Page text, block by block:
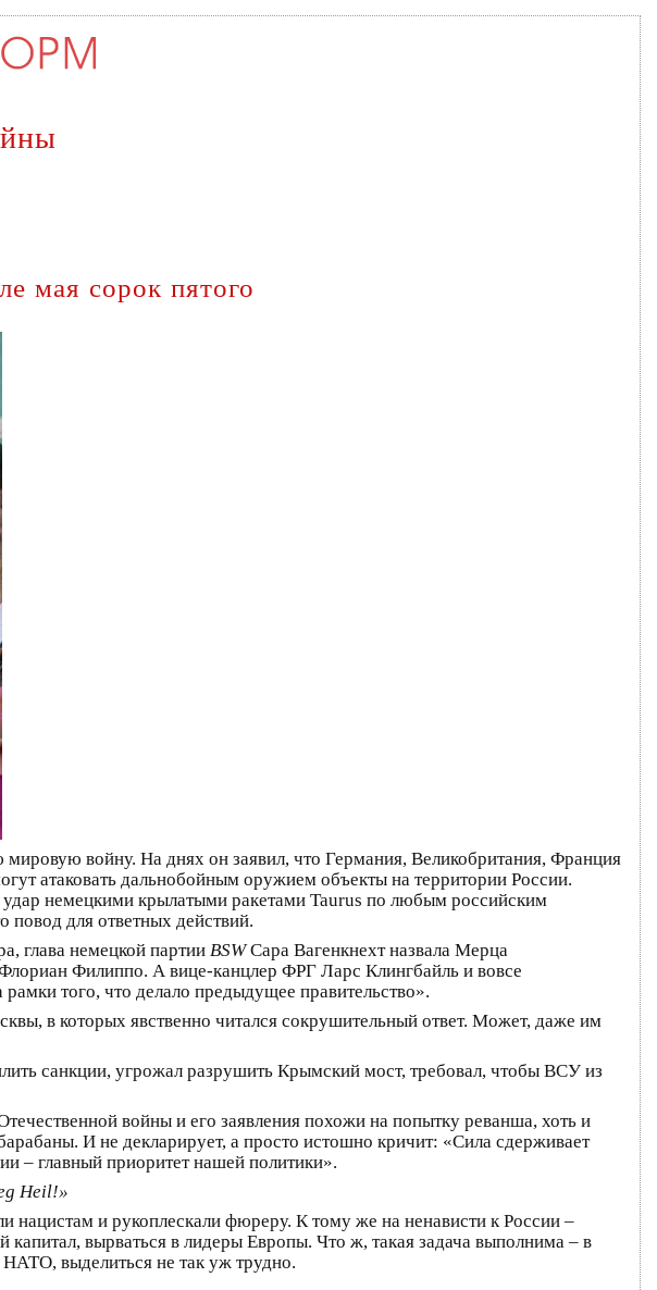
мая сорок пятого
войну. На днях он заявил, что Германия, Великобритания, Франция
атаковать дальнобойным оружием объекты на территории России.
немецкими крылатыми ракетами Taurus по любым российским
повод для ответных действий.
глава немецкой партии BSWСара Вагенкнехт назвала Мерца
Филиппо. А вице-канцлер ФРГ Ларс Клингбайль и вовсе
того, что делало предыдущее правительство».
в которых явственно читался сокрушительный ответ. Может, даже им
санкции, угрожал разрушить Крымский мост, требовал, чтобы ВСУ из
войны и его заявления похожи на попытку реванша, хоть и
И не декларирует, а просто истошно кричит: «Сила сдерживает
– главный приоритет нашей политики».
Heil!»
нацистам и рукоплескали фюреру. К тому же на ненависти к России –
вырваться в лидеры Европы. Что ж, такая задача выполнима – в
выделиться не так уж трудно.